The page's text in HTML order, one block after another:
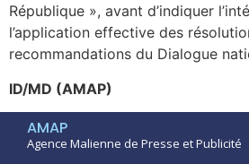
République », avant d’indiquer
l’application effective des
recommandations du Dialogue
ID/MD (AMAP)
AMAP
Agence Malienne de Presse et Publicité